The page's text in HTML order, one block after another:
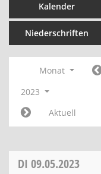
Kalender
Niederschriften
Monat
2023
Aktuell
DI 09.05.2023